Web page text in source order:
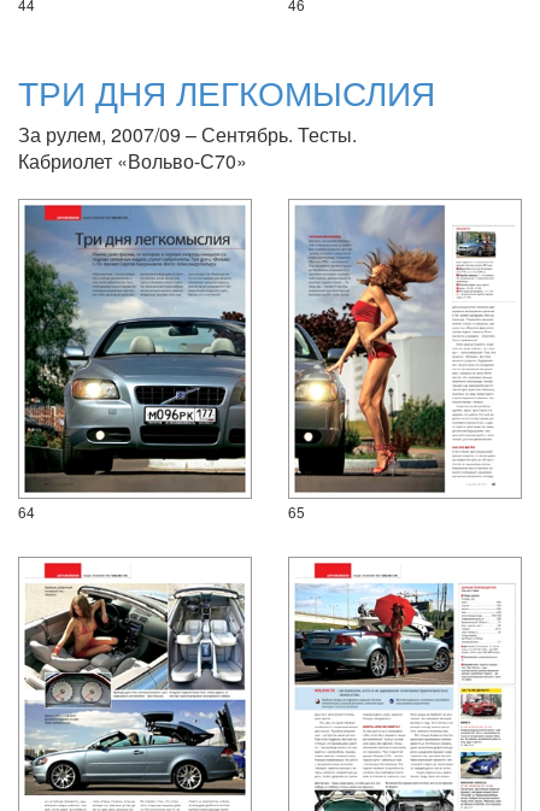
44 46
ТРИ ДНЯ ЛЕГКОМЫСЛИЯ
За рулем, 2007/09 – Сентябрь. Тесты.
Кабриолет «Вольво-С70»
64 65